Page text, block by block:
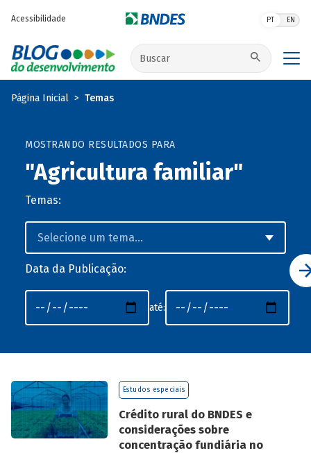
Acessibilidade PT EN
Buscar no site
Página Inicial Temas
MOSTRANDO RESULTADOS PARA
"Agricultura familiar"
Temas:
Data da Publicação:
até:
Estudos especiais
Crédito rural do BNDES e
considerações sobre
concentração fundiária no